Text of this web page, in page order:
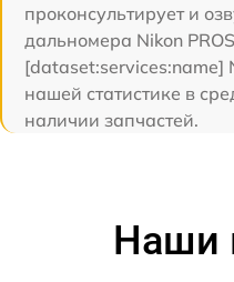
проконсультирует и
дальномера Nikon
[dataset:services:name]
нашей статистике в
наличии запчастей.
Наши